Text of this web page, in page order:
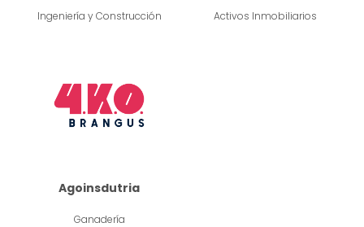
Ingeniería y Construcción Activos Inmobiliarios
Agoinsdutria
Ganadería